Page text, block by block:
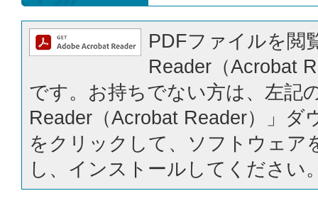
PDFファイルを閲
Reader（Acrobat
です。お持ちでない方は、左記
Reader（Acrobat Reader）」ダ
をクリックして、ソフトウェア
し、インストールしてください